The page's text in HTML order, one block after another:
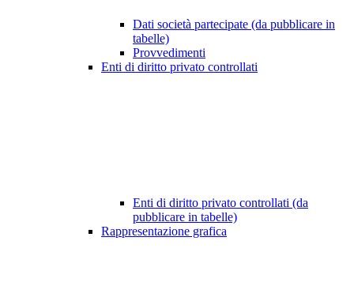
Dati società partecipate (da pubblicare in
tabelle)
Provvedimenti
Enti di diritto privato controllati
Enti di diritto privato controllati (da
pubblicare in tabelle)
Rappresentazione grafica